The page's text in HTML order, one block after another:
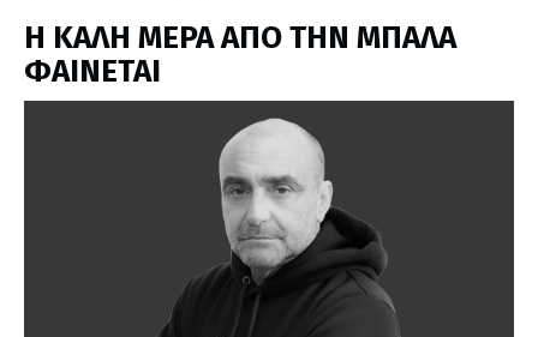
H ΚΑΛΗ ΜΕΡΑ ΑΠΟ ΤΗΝ ΜΠΑΛΑ
ΦΑΙΝΕΤΑΙ